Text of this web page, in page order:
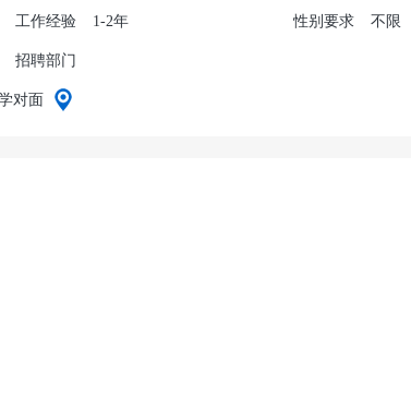
工作经验 1-2年 性别要求 不限
招聘部门
对面